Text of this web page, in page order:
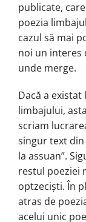
publicate,
poezia
cazul să mai
noi un interes
unde merge.
Dacă a
limbajului,
scriam
singur text din
la assuan”.
restul poeziei
optzeciști. În
atras de
acelui unic